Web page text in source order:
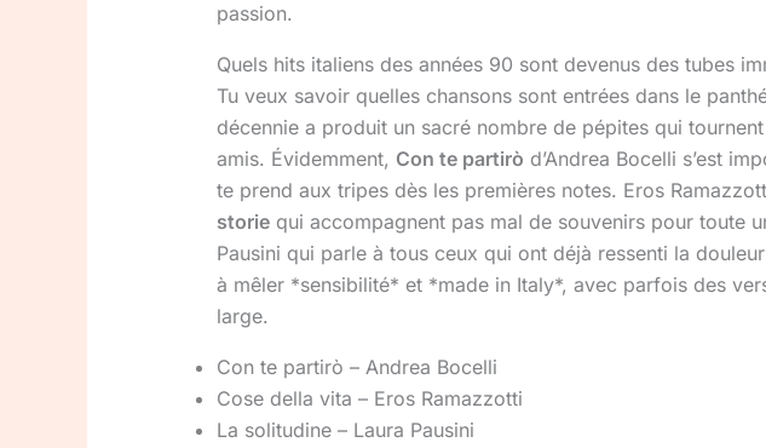
passion.
Quels hits italiens des années 90 sont devenus des tubes
Tu veux savoir quelles chansons sont entrées dans le
décennie a produit un sacré nombre de pépites qui
amis. Évidemment, Con te partirò d’Andrea Bocelli s’est
te prend aux tripes dès les premières notes. Eros
storiequi accompagnent pas mal de souvenirs pour toute
Pausini qui parle à tous ceux qui ont déjà ressenti la
à mêler *sensibilité* et *made in Italy*, avec parfois des
large.
Con te partirò – Andrea Bocelli
Cose della vita – Eros Ramazzotti
La solitudine – Laura Pausini